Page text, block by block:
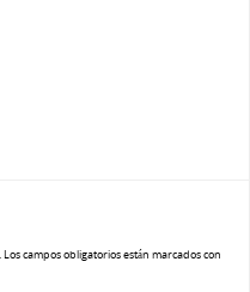
Los campos obligatorios están marcados con